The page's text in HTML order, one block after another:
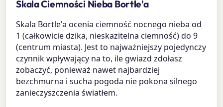
Skala Ciemności Nieba Bortle'a
Skala Bortle'a ocenia ciemność nocnego nieba od
1 (całkowicie dzika, nieskazitelna ciemność) do 9
(centrum miasta). Jest to najważniejszy pojedynczy
czynnik wpływający na to, ile gwiazd zdołasz
zobaczyć, ponieważ nawet najbardziej
bezchmurna i sucha pogoda nie pokona silnego
zanieczyszczenia światłem.